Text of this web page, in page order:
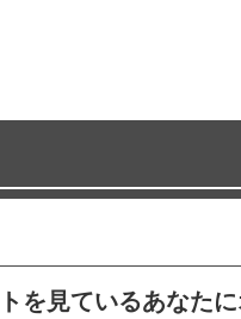
を見ているあなた